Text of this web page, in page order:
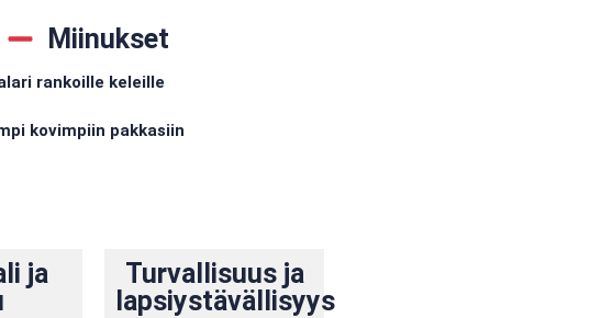
Miinukset
rankoille keleille
kovimpiin pakkasiin
ja
Turvallisuus ja
lapsiystävällisyys